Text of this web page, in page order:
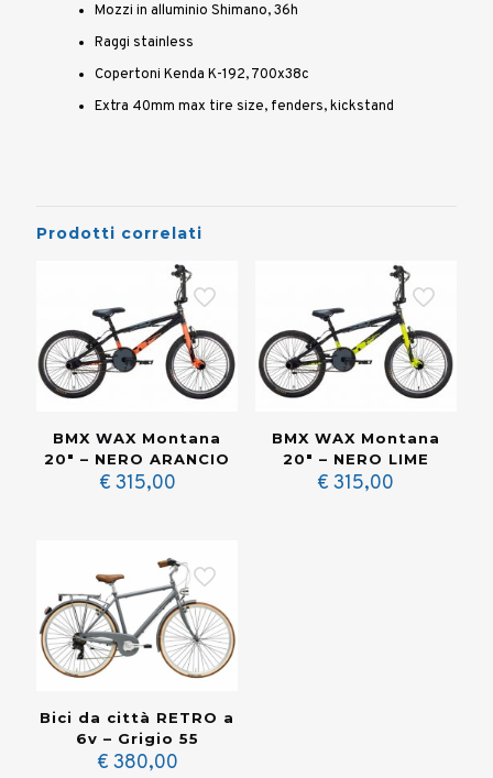
Mozzi in alluminio Shimano, 36h
Raggi stainless
Copertoni Kenda K-192, 700x38c
Extra 40mm max tire size, fenders, kickstand
Prodotti correlati
BMX WAX Montana
20″ – NERO ARANCIO
€ 315,00
BMX WAX Montana
20″ – NERO LIME
€ 315,00
Bici da città RETRO a
6v – Grigio 55
€ 380,00